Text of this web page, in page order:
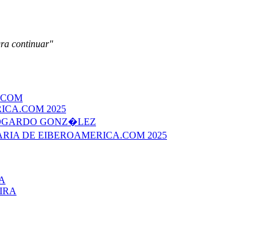
continuar"
2025
GONZ�LEZ
DE EIBEROAMERICA.COM 2025